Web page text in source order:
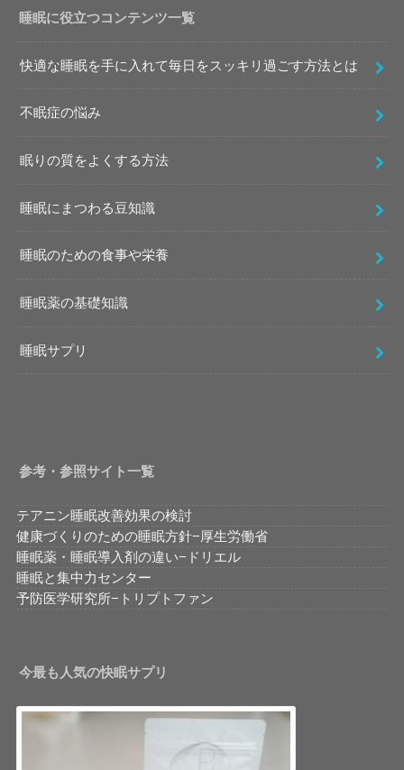
睡眠に役立つコンテンツ一覧
快適な睡眠を手に入れて毎日をスッキリ過ごす方法とは
不眠症の悩み
眠りの質をよくする方法
睡眠にまつわる豆知識
睡眠のための食事や栄養
睡眠薬の基礎知識
睡眠サプリ
参考・参照サイト一覧
テアニン睡眠改善効果の検討
健康づくりのための睡眠方針−厚生労働省
睡眠薬・睡眠導入剤の違い−ドリエル
睡眠と集中力センター
予防医学研究所−トリプトファン
今最も人気の快眠サプリ